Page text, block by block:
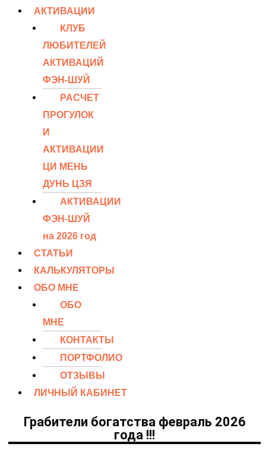
АКТИВАЦИИ
КЛУБ
ЛЮБИТЕЛЕЙ
АКТИВАЦИЙ
ФЭН-ШУЙ
РАСЧЕТ
ПРОГУЛОК
И
АКТИВАЦИИ
ЦИ МЕНЬ
ДУНЬ ЦЗЯ
АКТИВАЦИИ
ФЭН-ШУЙ
на 2026 год
СТАТЬИ
КАЛЬКУЛЯТОРЫ
ОБО МНЕ
ОБО
МНЕ
КОНТАКТЫ
ПОРТФОЛИО
ОТЗЫВЫ
ЛИЧНЫЙ КАБИНЕТ
Грабители богатства февраль 2026
года !!!